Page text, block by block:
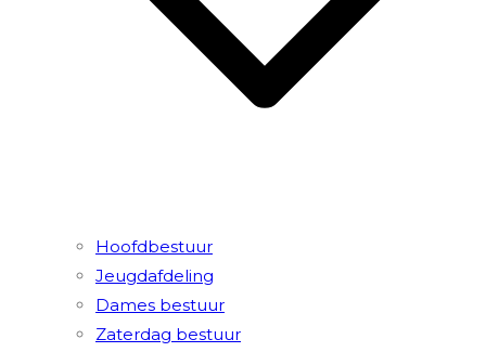
Hoofdbestuur
Jeugdafdeling
Dames bestuur
Zaterdag bestuur